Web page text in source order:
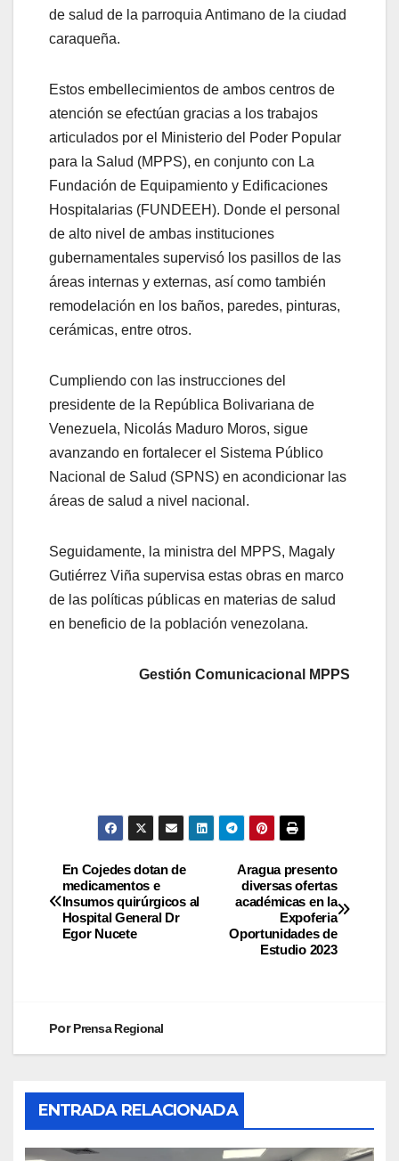
de salud de la parroquia Antimano de la ciudad
caraqueña.
Estos embellecimientos de ambos centros de
atención se efectúan gracias a los trabajos
articulados por el Ministerio del Poder Popular
para la Salud (MPPS), en conjunto con La
Fundación de Equipamiento y Edificaciones
Hospitalarias (FUNDEEH). Donde el personal
de alto nivel de ambas instituciones
gubernamentales supervisó los pasillos de las
áreas internas y externas, así como también
remodelación en los baños, paredes, pinturas,
cerámicas, entre otros.
Cumpliendo con las instrucciones del
presidente de la República Bolivariana de
Venezuela, Nicolás Maduro Moros, sigue
avanzando en fortalecer el Sistema Público
Nacional de Salud (SPNS) en acondicionar las
áreas de salud a nivel nacional.
Seguidamente, la ministra del MPPS, Magaly
Gutiérrez Viña supervisa estas obras en marco
de las políticas públicas en materias de salud
en beneficio de la población venezolana.
Gestión Comunicacional MPPS
Aragua presento
diversas ofertas
académicas en la
Expoferia
Oportunidades de
Estudio 2023
En Cojedes dotan de
medicamentos e
Insumos quirúrgicos al
Hospital General Dr
Egor Nucete
PorPrensa Regional
ENTRADA RELACIONADA